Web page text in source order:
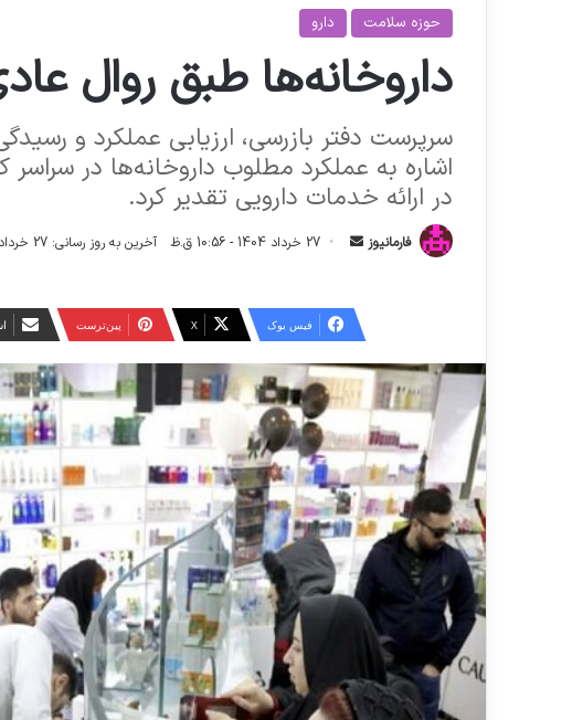
حوزه سلامت دارو
داروخانه‌ها طبق روال
سرپرست دفتر بازرسی، ارزیابی عملکرد و
اشاره به عملکرد مطلوب داروخانه‌ها در سراسر
در ارائه خدمات دارویی تقدیر کرد.
فارمانیوز
ا
ی
ی
ل
27 خرداد 1404 - 10:56 ق.ظ
آخرین به روز رسانی: 27 خرداد 1404 - 10:56 ق.ظ
فیس بوک X ‫پین‌ترست